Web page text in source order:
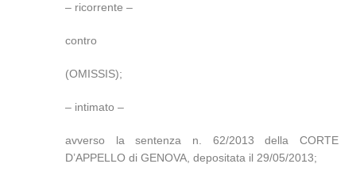
– ricorrente –
contro
(OMISSIS);
– intimato –
avverso la sentenza n. 62/2013 della CORTE
D’APPELLO di GENOVA, depositata il 29/05/2013;